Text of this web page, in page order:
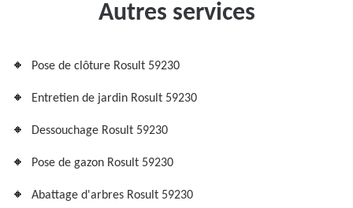
Autres services
Pose de clôture Rosult 59230
Entretien de jardin Rosult 59230
Dessouchage Rosult 59230
Pose de gazon Rosult 59230
Abattage d'arbres Rosult 59230